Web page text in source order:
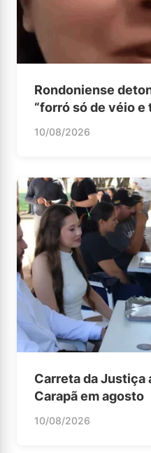
Rondoniense
“forró só de véio e
10/08/2026
Carreta da Justiça
Carapã em agosto
10/08/2026